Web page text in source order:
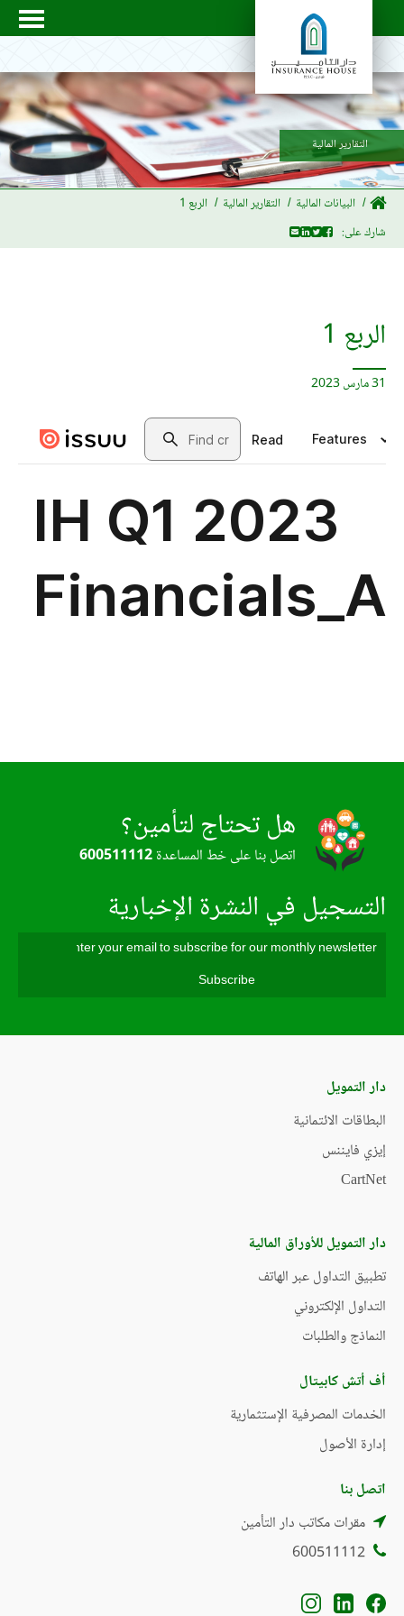
التقارير المالية
البيانات المالية التقارير المالية
الربع 1
شارك على:
الربع 1
31 مارس 2023
هل تحتاج لتأمين؟
اتصل بنا على خط المساعدة600511112
التسجيل في النشرة الإخبارية
دار التمويل
البطاقات الائتمانية
إيزي فايننس
CartNet
دار التمويل للأوراق المالية
تطبيق التداول عبر الهاتف
التداول الإلكتروني
النماذج والطلبات
أف أتش كابيتال
الخدمات المصرفية الإستثمارية
إدارة الأصول
اتصل بنا
مقرات مكاتب دار التأمين
600511112